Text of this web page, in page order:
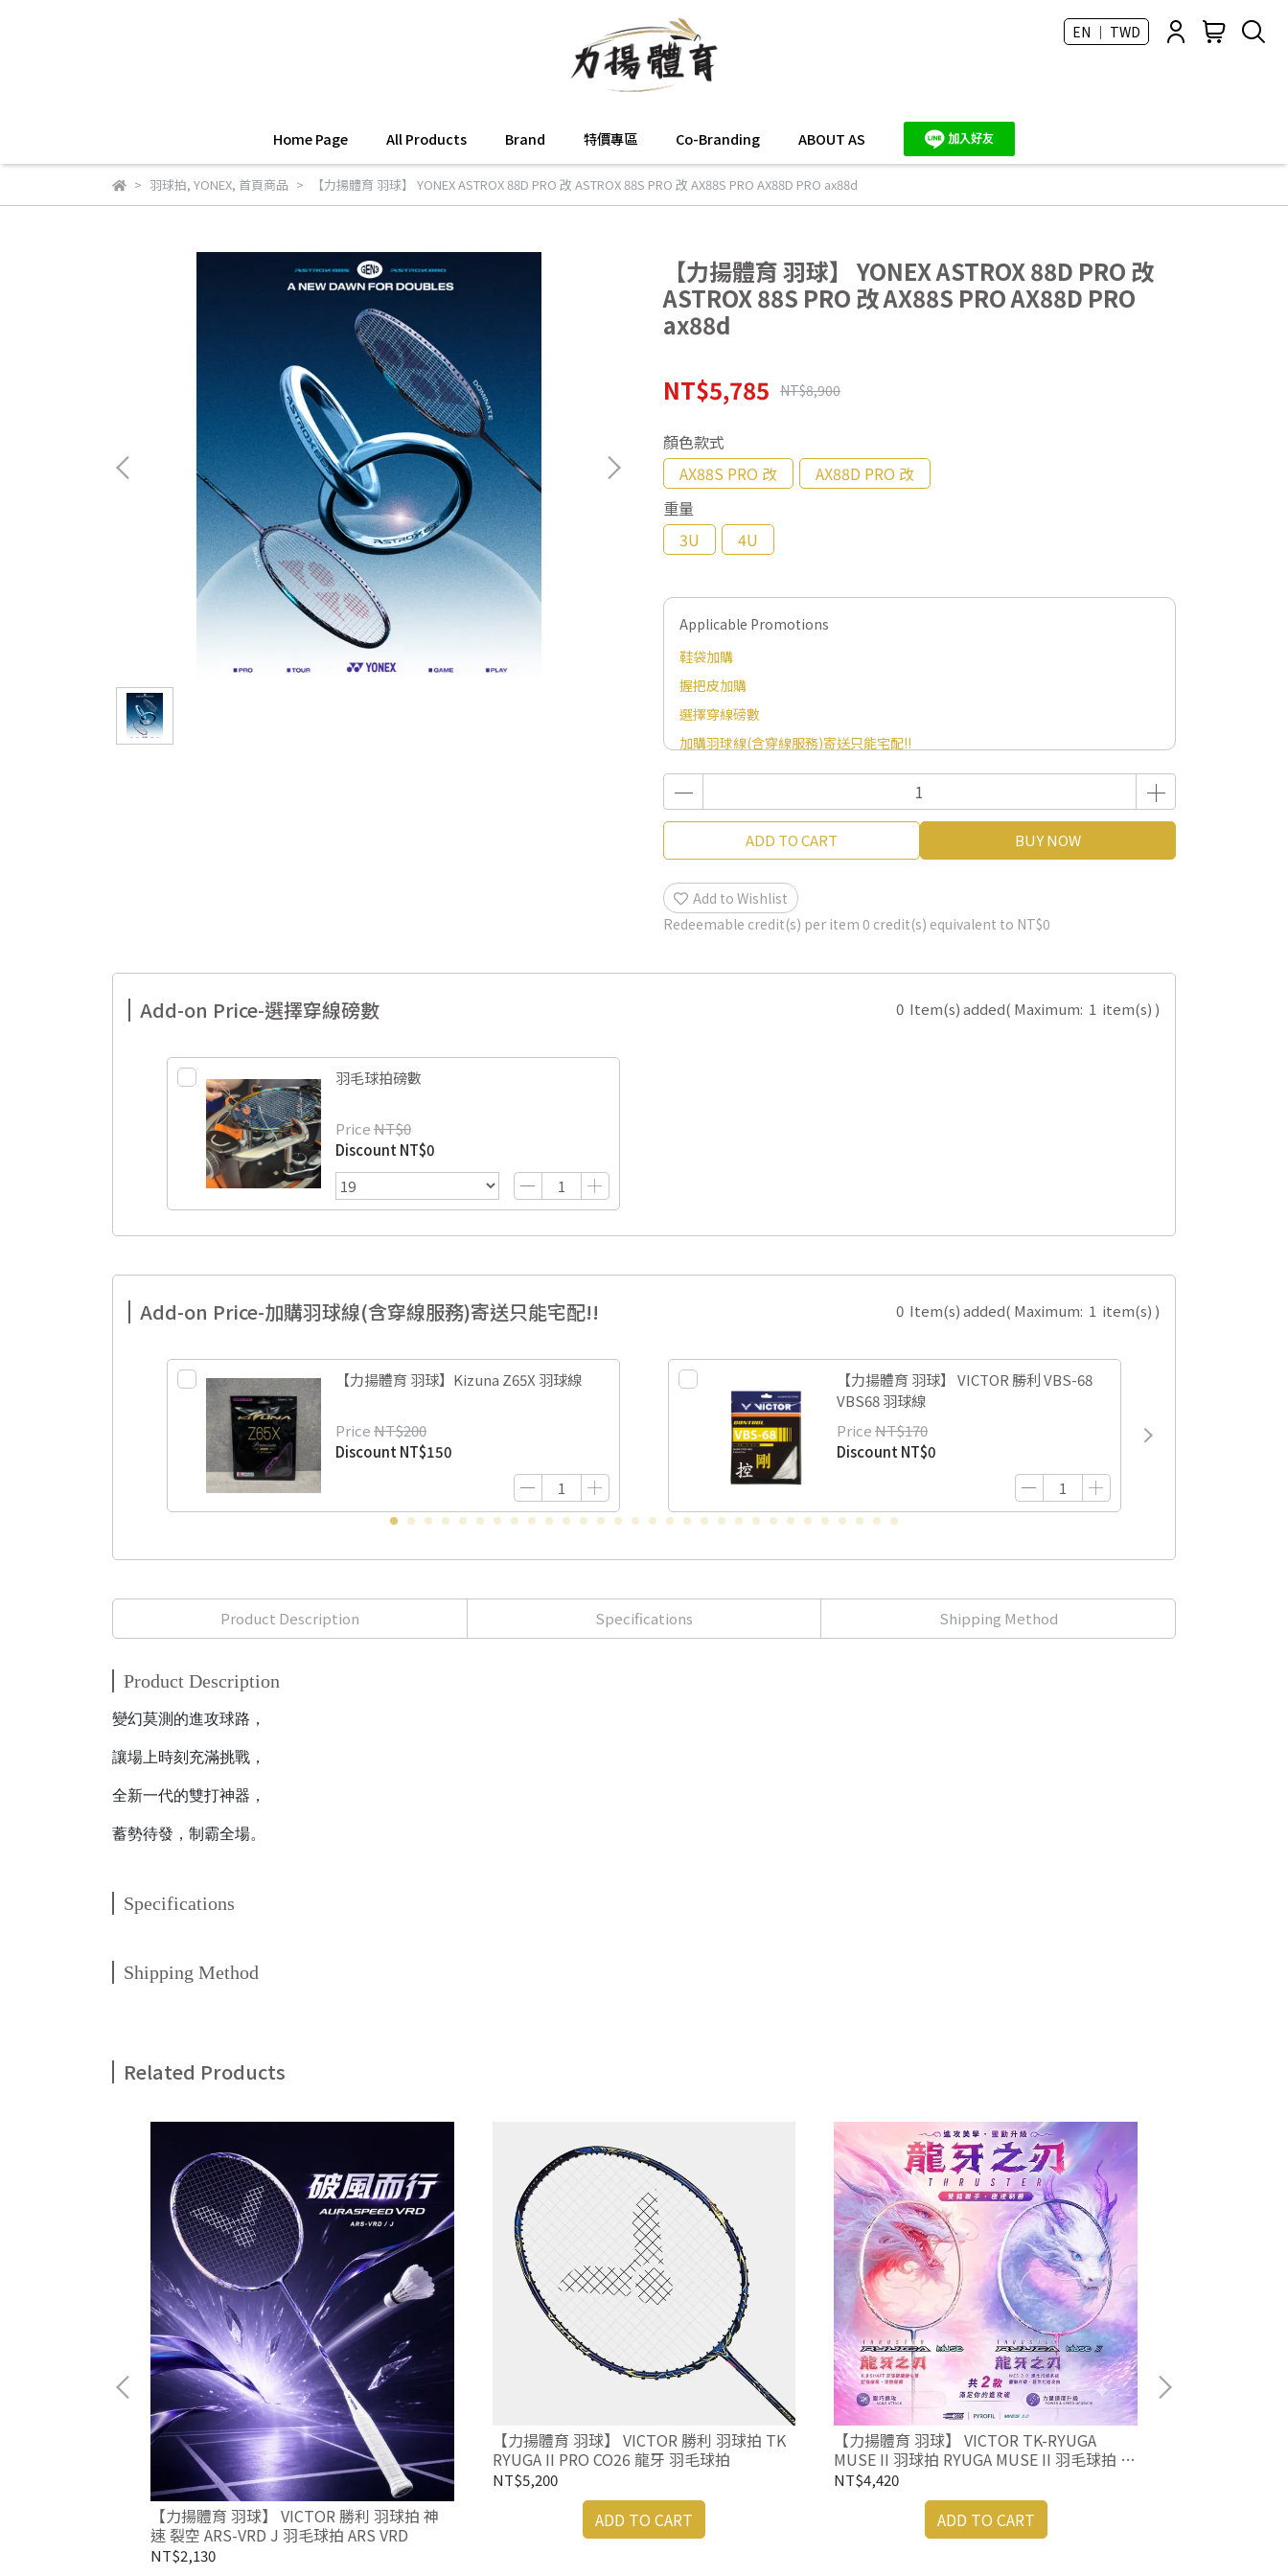
EN ｜ TWD
Home Page All Products Brand 特價專區 Co-Branding ABOUT AS
羽球拍, YONEX, 首頁商品 【力揚體育 羽球】 YONEX ASTROX 88D PRO 改 ASTROX 88S PRO 改 AX88S PRO AX88D PRO ax88d
【力揚體育 羽球】 YONEX ASTROX 88D PRO 改
ASTROX 88S PRO 改 AX88S PRO AX88D PRO
ax88d
NT$5,785 NT$8,900
顏色款式
AX88S PRO 改
AX88D PRO 改
重量
3U
4U
Applicable Promotions
鞋袋加購
握把皮加購
選擇穿線磅數
加購羽球線(含穿線服務)寄送只能宅配!!
ADD TO CART BUY NOW
Add to Wishlist
Redeemable credit(s) per item 0 credit(s) equivalent to NT$0
Add-on Price-選擇穿線磅數 0 Item(s) added( Maximum: 1 item(s) )
羽毛球拍磅數
PriceNT$0
Discount NT$0
Add-on Price-加購羽球線(含穿線服務)寄送只能宅配!! 0 Item(s) added( Maximum: 1 item(s) )
【力揚體育 羽球】Kizuna Z65X 羽球線
PriceNT$200
Discount NT$150
【力揚體育 羽球】 VICTOR 勝利 VBS-68
VBS68 羽球線
PriceNT$170
Discount NT$0
Product Description Specifications Shipping Method
Product Description
變幻莫測的進攻球路，
讓場上時刻充滿挑戰，
全新一代的雙打神器，
蓄勢待發，制霸全場。
Specifications
Shipping Method
Related Products
【力揚體育 羽球】 VICTOR 勝利 羽球拍 神
速 裂空 ARS-VRD J 羽毛球拍 ARS VRD
NT$2,130
【力揚體育 羽球】 VICTOR 勝利 羽球拍 TK
RYUGA II PRO CO26 龍牙 羽毛球拍
NT$5,200
ADD TO CART
【力揚體育 羽球】 VICTOR TK-RYUGA
MUSE II 羽球拍 RYUGA MUSE II 羽毛球拍 粉
龍牙2
NT$4,420
ADD TO CART